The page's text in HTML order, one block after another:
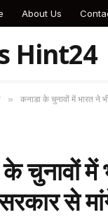
About Us
Hint24
» कनाडा के चुनावों में भारत ने
चुनावों में
से